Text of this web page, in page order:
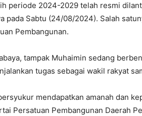
periode 2024-2029 telah resmi
pada Sabtu (24/08/2024). Salah
Pembangunan.
tampak Muhaimin sedang
tugas sebagai wakil rakyat
mendapatkan amanah dan
Persatuan Pembangunan Daerah